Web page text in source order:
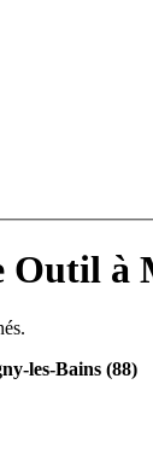
à
les-Bains (88)